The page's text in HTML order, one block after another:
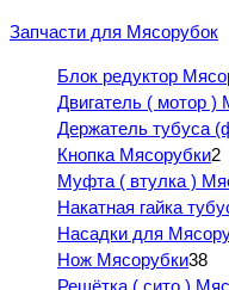
Запчасти для Мясорубок
Блок редуктор
Двигатель ( мотор )
Держатель тубуса
Кнопка Мясорубки2
Муфта ( втулка )
Накатная гайка
Насадки для
Нож Мясорубки38